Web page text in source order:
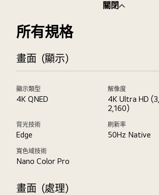
關閉
所有規格
畫面（顯示）
顯示類型
4K QNED
解像度
4K Ultra HD
2,160)
背光技術
Edge
刷新率
50Hz Native
寬色域技術
Nano Color Pro
畫面（處理）